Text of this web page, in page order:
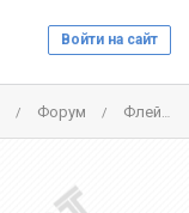
Войти на сайт
/ Форум / Флейм